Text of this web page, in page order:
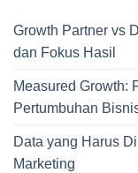
Growth Partner vs
dan Fokus Hasil
Measured Growth:
Pertumbuhan
Data yang Harus
Marketing